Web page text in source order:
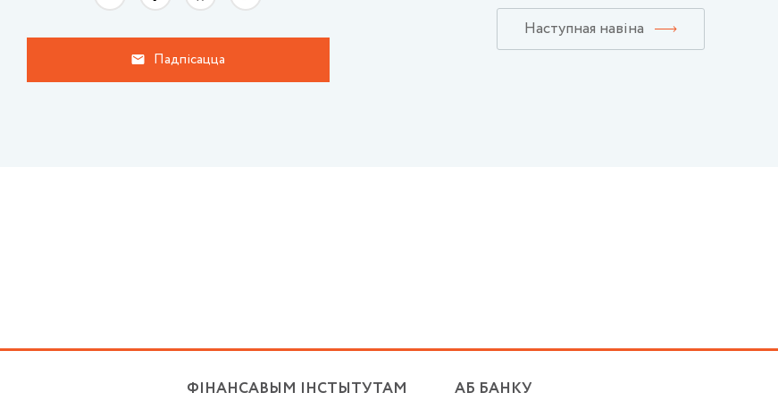
Падпісацца
Наступная навіна
ФІНАНСАВЫМ ІНСТЫТУТАМ АБ БАНКУ